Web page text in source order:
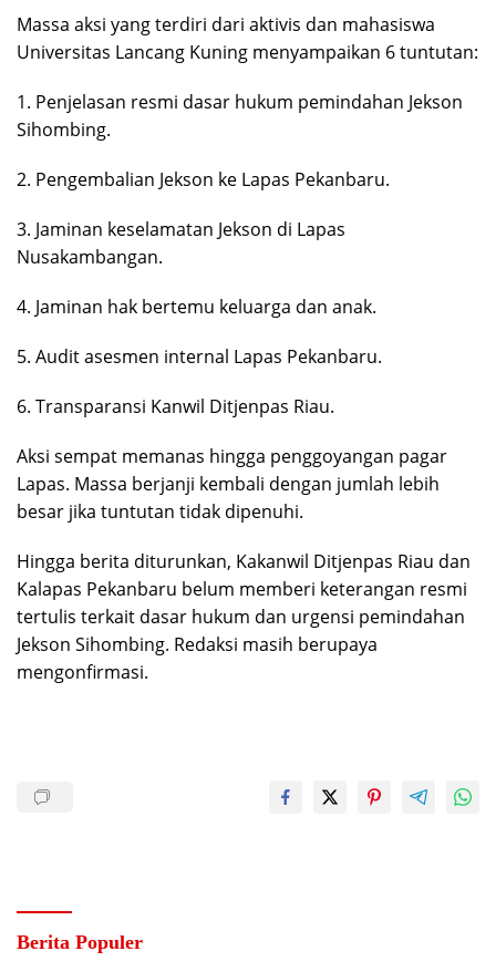
Massa aksi yang terdiri dari aktivis dan mahasiswa
Universitas Lancang Kuning menyampaikan 6 tuntutan:
1. Penjelasan resmi dasar hukum pemindahan Jekson
Sihombing.
2. Pengembalian Jekson ke Lapas Pekanbaru.
3. Jaminan keselamatan Jekson di Lapas
Nusakambangan.
4. Jaminan hak bertemu keluarga dan anak.
5. Audit asesmen internal Lapas Pekanbaru.
6. Transparansi Kanwil Ditjenpas Riau.
Aksi sempat memanas hingga penggoyangan pagar
Lapas. Massa berjanji kembali dengan jumlah lebih
besar jika tuntutan tidak dipenuhi.
Hingga berita diturunkan, Kakanwil Ditjenpas Riau dan
Kalapas Pekanbaru belum memberi keterangan resmi
tertulis terkait dasar hukum dan urgensi pemindahan
Jekson Sihombing. Redaksi masih berupaya
mengonfirmasi.
Berita Populer